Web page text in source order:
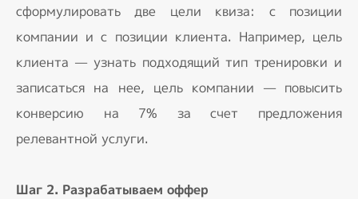
сформулировать две цели квиза: с позиции
компании и с позиции клиента. Например, цель
клиента — узнать подходящий тип тренировки и
записаться на нее, цель компании — повысить
конверсию на 7% за счет предложения
релевантной услуги.
Шаг 2. Разрабатываем оффер